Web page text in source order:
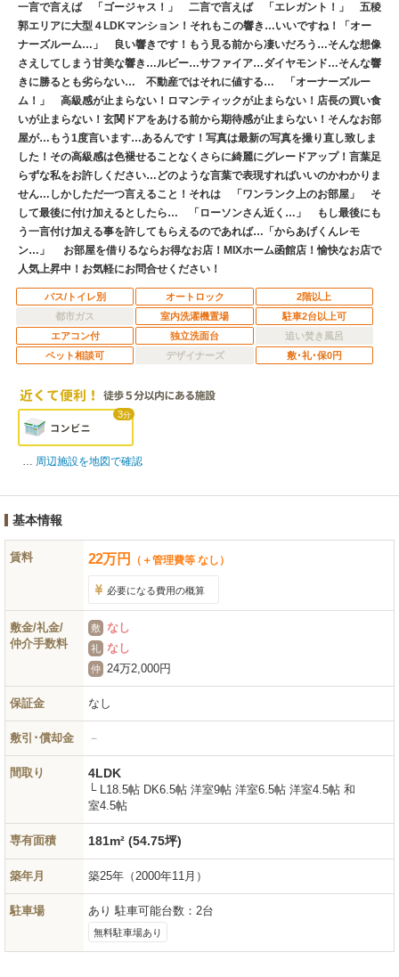
一言で言えば 「ゴージャス！」 二言で言えば 「エレガント！」 五稜
郭エリアに大型４LDKマンション！それもこの響き…いいですね！「オー
ナーズルーム…」 良い響きです！もう見る前から凄いだろう…そんな想像
さえしてしまう甘美な響き…ルビー…サファイア…ダイヤモンド…そんな響
きに勝るとも劣らない… 不動産ではそれに値する… 「オーナーズルー
ム！」 高級感が止まらない！ロマンティックが止まらない！店長の買い食
いが止まらない！玄関ドアをあける前から期待感が止まらない！そんなお部
屋が…もう1度言います…あるんです！写真は最新の写真を撮り直し致しま
した！その高級感は色褪せることなくさらに綺麗にグレードアップ！言葉足
らずな私をお許しください…どのような言葉で表現すればいいのかわかりま
せん…しかしただ一つ言えること！それは 「ワンランク上のお部屋」 そ
して最後に付け加えるとしたら… 「ローソンさん近く…」 もし最後にも
う一言付け加える事を許してもらえるのであれば…「からあげくんレモ
ン…」 お部屋を借りるならお得なお店！MIXホーム函館店！愉快なお店で
人気上昇中！お気軽にお問合せください！
バス/トイレ別 オートロック
2階以上
都市ガス
室内洗濯機置場
駐車2台以上可
エアコン付
独立洗面台
追い焚き風呂
ペット相談可
デザイナーズ 敷･礼･保0円
3分
周辺施設を地図で確認
基本情報
賃料 22万円 （＋管理費等 なし）
必要になる費用の概算
敷金/礼金/
仲介手数料
敷 なし
礼 なし
仲 24万2,000円
保証金 なし
敷引･償却金 －
間取り 4LDK
└ L18.5帖 DK6.5帖 洋室9帖 洋室6.5帖 洋室4.5帖 和
室4.5帖
専有面積 181m² (54.75坪)
築年月 築25年 （2000年11月）
駐車場 あり 駐車可能台数：2台
無料駐車場あり